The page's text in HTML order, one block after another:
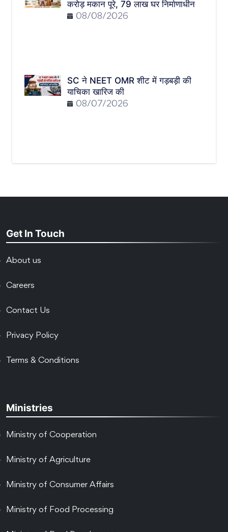
करोड़ मकान पूरे, 79 लाख घर निर्माणाधीन
08/08/2026
SC ने NEET OMR शीट में गड़बड़ी की
याचिका खारिज की
08/07/2026
Get In Touch
About us
Careers
Contact Us
Privacy Policy
Terms & Conditions
Ministries
Ministry of Cooperation
Ministry of Agriculture
Ministry of Consumer Affairs
Ministry of Food Processing